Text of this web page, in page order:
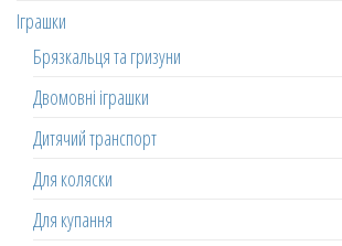
Іграшки
Брязкальця та гризуни
Двомовні іграшки
Дитячий транспорт
Для коляски
Для купання